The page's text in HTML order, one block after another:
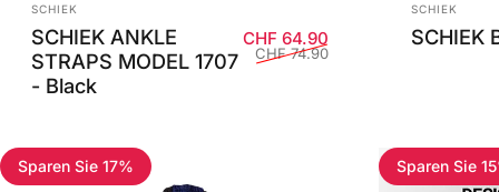
Anbieter:
SCHIEK
SCHIEK ANKLE
STRAPS MODEL 1707
- Black
Verkaufspreis
CHF 64.90Normaler Preis
CHF 74.90
Anbieter:
SCHIEK
SCHIEK
Sparen Sie 17% Sparen Sie